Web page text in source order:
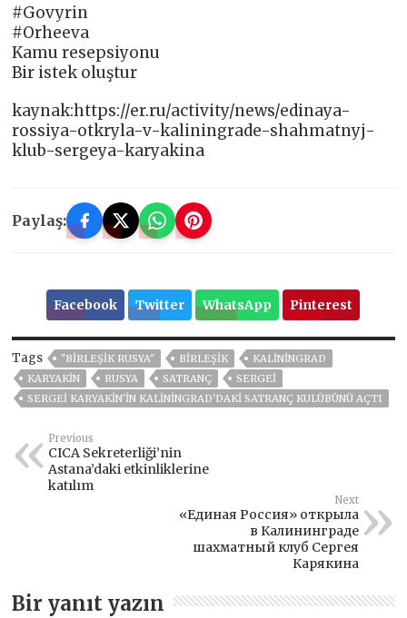
#Govyrin
#Orheeva
Kamu resepsiyonu
Bir istek oluştur
kaynak:https://er.ru/activity/news/edinaya-
rossiya-otkryla-v-kaliningrade-shahmatnyj-
klub-sergeya-karyakina
Paylaş:
Facebook Twitter WhatsApp Pinterest
Tags "BIRLEŞIK RUSYA" BIRLEŞIK
KALININGRAD
KARYAKIN
RUSYA SATRANÇ
SERGEI
SERGEI KARYAKIN'IN KALININGRAD'DAKI SATRANÇ KULÜBÜNÜ AÇTI
Previous
CICA Sekreterliği’nin
Astana’daki etkinliklerine
katılım
Next
«Единая Россия» открыла
в Калининграде
шахматный клуб Сергея
Карякина
Bir yanıt yazın